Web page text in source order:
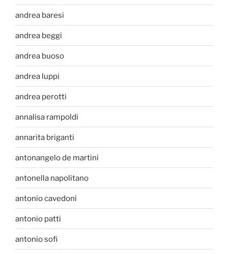
andrea baresi
andrea beggi
andrea buoso
andrea luppi
andrea perotti
annalisa rampoldi
annarita briganti
antonangelo de martini
antonella napolitano
antonio cavedoni
antonio patti
antonio sofi